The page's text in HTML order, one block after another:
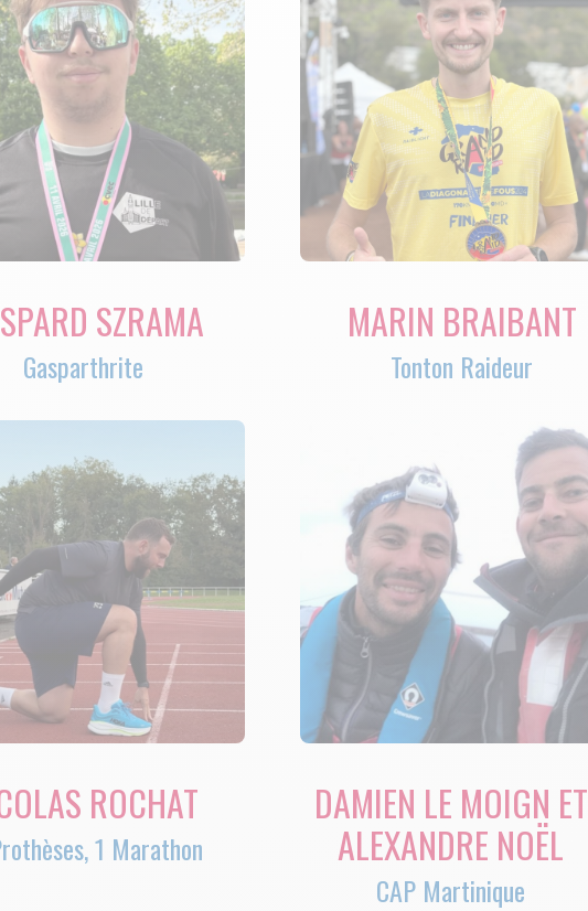
SZRAMA
Gasparthrite
MARIN BRAIBANT
Tonton Raideur
ROCHAT
1 Marathon
DAMIEN LE MOIGN ET
ALEXANDRE NOËL
CAP Martinique